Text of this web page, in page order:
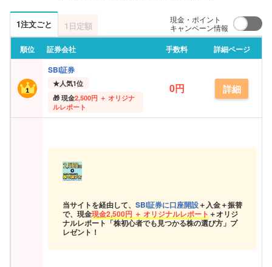
1注文ごと 1日定額
現金・ポイント
キャンペーン情報
順位 証券会社 手数料
詳細ページ
SBI証券
★人気1位
現金2,500円 ＋ オリジナ
ルレポート
0円 詳細
当サイトを経由して、 SBI証券に口座開設＋入金＋振替
で、現金現金2,500円 ＋ オリジナルレポート ＋オリジ
ナルレポート「株初心者でも見つかる株の選び方」プ
レゼント！